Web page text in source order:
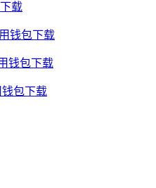
载
钱包下载
钱包下载
钱包下载